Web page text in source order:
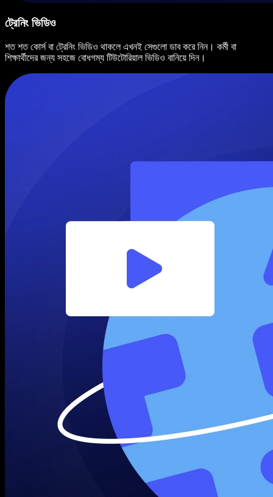
ট্রেনিং ভিডিও
শত শত কোর্স বা ট্রেনিং ভিডিও থাকলে এখনই সেগুলো ডাব করে নিন। কর্মী বা
শিক্ষার্থীদের জন্য সহজে বোধগম্য টিউটোরিয়াল ভিডিও বানিয়ে দিন।